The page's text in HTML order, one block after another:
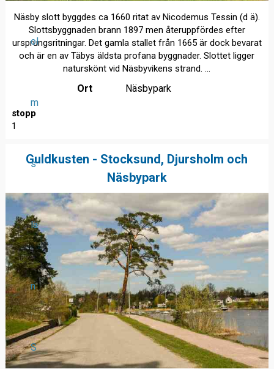
ol
m
s
lä
n
S
Näsby slott byggdes ca 1660 ritat av Nicodemus Tessin (d ä).
Slottsbyggnaden brann 1897 men återuppfördes efter
ursprungsritningar. Det gamla stallet från 1665 är dock bevarat
och är en av Täbys äldsta profana byggnader. Slottet ligger
naturskönt vid Näsbyvikens strand. ...
Ort Näsbypark
stopp
1
Guldkusten - Stocksund, Djursholm och
Näsbypark